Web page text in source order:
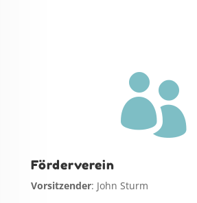

Förderverein
Vorsitzender: John Sturm